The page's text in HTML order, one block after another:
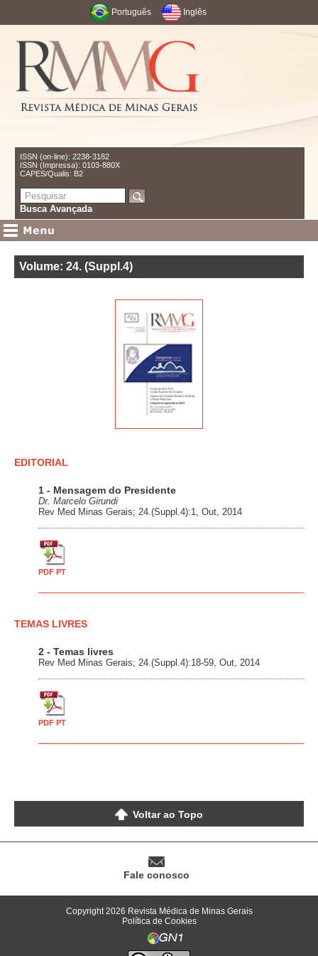
Português Inglês
ISSN (on-line): 2238-3182
ISSN (Impressa): 0103-880X
CAPES/Qualis: B2
Busca Avançada
Volume: 24. (Suppl.4)
EDITORIAL
1 - Mensagem do Presidente
Dr. Marcelo Girundi
Rev Med Minas Gerais; 24.(Suppl.4):1, Out, 2014
PDF PT
TEMAS LIVRES
2 - Temas livres
Rev Med Minas Gerais; 24.(Suppl.4):18-59, Out, 2014
PDF PT
Voltar ao Topo
Fale conosco
Copyright 2026 Revista Médica de Minas Gerais
Política de Cookies